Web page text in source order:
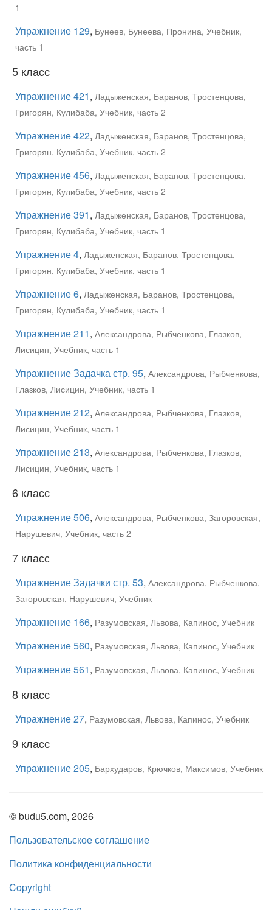
1
Упражнение 129, Бунеев, Бунеева, Пронина, Учебник,
часть 1
5 класс
Упражнение 421, Ладыженская, Баранов, Тростенцова,
Григорян, Кулибаба, Учебник, часть 2
Упражнение 422, Ладыженская, Баранов, Тростенцова,
Григорян, Кулибаба, Учебник, часть 2
Упражнение 456, Ладыженская, Баранов, Тростенцова,
Григорян, Кулибаба, Учебник, часть 2
Упражнение 391, Ладыженская, Баранов, Тростенцова,
Григорян, Кулибаба, Учебник, часть 1
Упражнение 4, Ладыженская, Баранов, Тростенцова,
Григорян, Кулибаба, Учебник, часть 1
Упражнение 6, Ладыженская, Баранов, Тростенцова,
Григорян, Кулибаба, Учебник, часть 1
Упражнение 211, Александрова, Рыбченкова, Глазков,
Лисицин, Учебник, часть 1
Упражнение Задачка стр. 95, Александрова, Рыбченкова,
Глазков, Лисицин, Учебник, часть 1
Упражнение 212, Александрова, Рыбченкова, Глазков,
Лисицин, Учебник, часть 1
Упражнение 213, Александрова, Рыбченкова, Глазков,
Лисицин, Учебник, часть 1
6 класс
Упражнение 506, Александрова, Рыбченкова, Загоровская,
Нарушевич, Учебник, часть 2
7 класс
Упражнение Задачки стр. 53, Александрова, Рыбченкова,
Загоровская, Нарушевич, Учебник
Упражнение 166, Разумовская, Львова, Капинос, Учебник
Упражнение 560, Разумовская, Львова, Капинос, Учебник
Упражнение 561, Разумовская, Львова, Капинос, Учебник
8 класс
Упражнение 27, Разумовская, Львова, Капинос, Учебник
9 класс
Упражнение 205, Бархударов, Крючков, Максимов, Учебник
© budu5.com, 2026
Пользовательское соглашение
Политика конфиденциальности
Copyright